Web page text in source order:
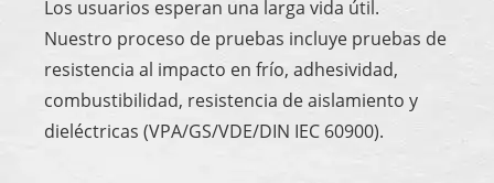
Los usuarios esperan una larga vida útil.
Nuestro proceso de pruebas incluye pruebas de
resistencia al impacto en frío, adhesividad,
combustibilidad, resistencia de aislamiento y
dieléctricas (VPA/GS/VDE/DIN IEC 60900).